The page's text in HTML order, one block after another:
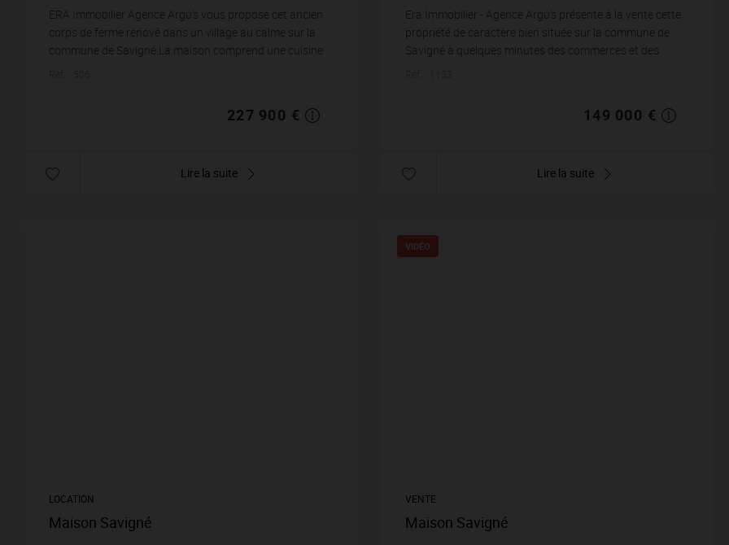
10 342 m² de terrain 1 372,07 € prix / m²
ERA Immobilier Agence Argu's vous propose cet ancien
corps de ferme rénové dans un village au calme sur la
commune de Savigné.La maison comprend une cuisine
227 900 €
Lire la suite
3 140 m² de terrain 961,29 € prix / m²
Era Immobilier - Agence Argu's présente à la vente cette
propriété de caractère bien située sur la commune de
Savigné à quelques minutes des commerces et des
149 000 €
Lire la suite
LOCATION
Maison Savigné
VIDÉO
VENTE
Maison Savigné